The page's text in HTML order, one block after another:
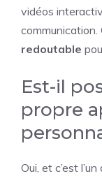
vidéos
communication.
redoutable
Est-il
propre
Oui, et c’est